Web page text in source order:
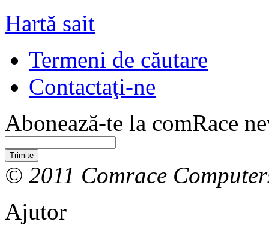
Hartă sait
Termeni de căutare
Contactaţi-ne
Abonează-te la comRace
Trimite
© 2011 Comrace
Ajutor